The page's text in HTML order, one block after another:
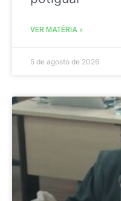
VER MATÉRIA »
5 de agosto de 2026